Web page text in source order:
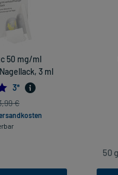
50 mg/ml
3 ml
5.0
3*
€